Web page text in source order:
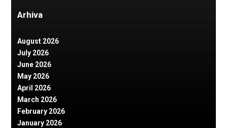
Arhiva
August 2026
July 2026
June 2026
May 2026
April 2026
March 2026
February 2026
January 2026